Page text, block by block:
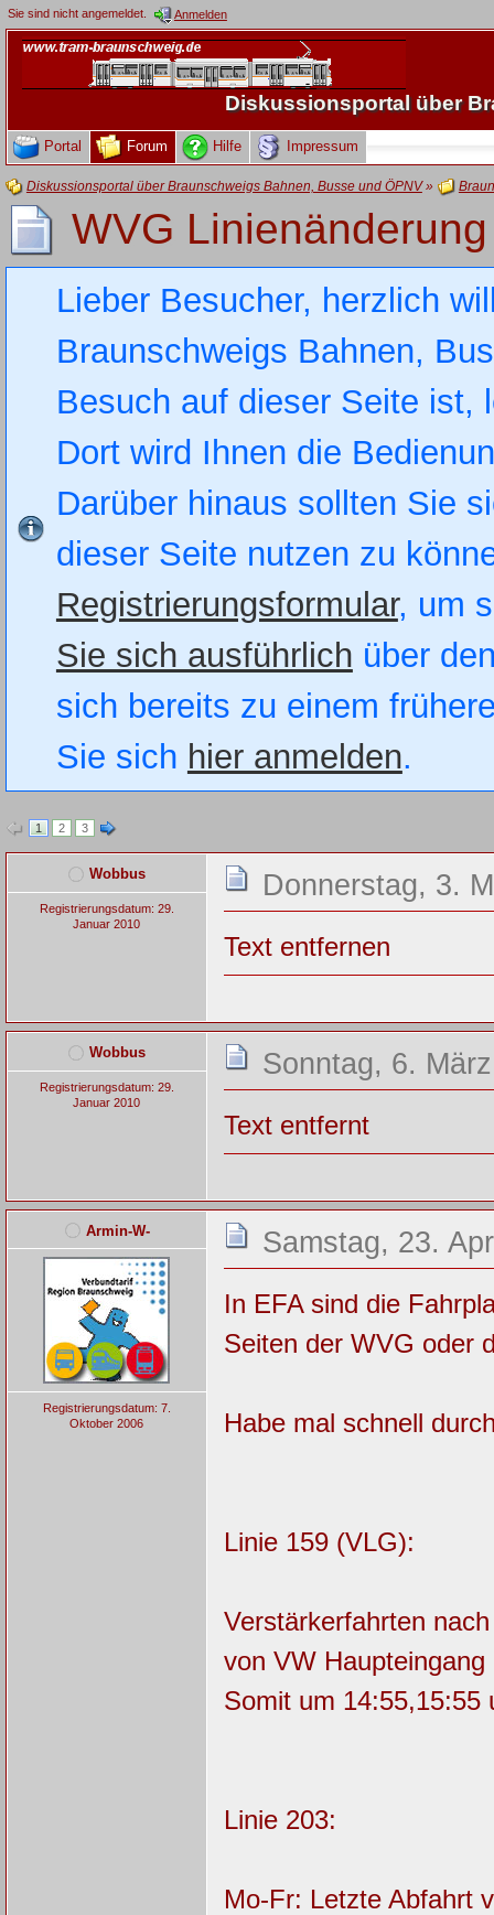
Sie sind nicht angemeldet. Anmelden
Diskussionsportal über
Portal Forum Hilfe Impressum
Diskussionsportal über Braunschweigs Bahnen, Busse und ÖPNV»
WVG Linienänderung
Lieber Besucher, herzlich
Braunschweigs Bahnen,
Besuch auf dieser Seite
Dort wird Ihnen die
Darüber hinaus sollten Sie
dieser Seite nutzen zu
Registrierungsformular, um
Sie sich ausführlich über
sich bereits zu einem
Sie sich hier anmelden.
1 2 3
Wobbus
Registrierungsdatum: 29.
Januar 2010
Donnerstag, 3.
Text entfernen
Wobbus
Registrierungsdatum: 29.
Januar 2010
Sonntag, 6.
Text entfernt
Armin-W-
Registrierungsdatum: 7.
Oktober 2006
Samstag, 23.
In EFA sind die
Seiten der WVG oder
Habe mal schnell
Linie 159 (VLG):
Verstärkerfahrten
von VW Haupteingang
Somit um 14:55,15:55
Linie 203:
Mo-Fr: Letzte Abfahrt